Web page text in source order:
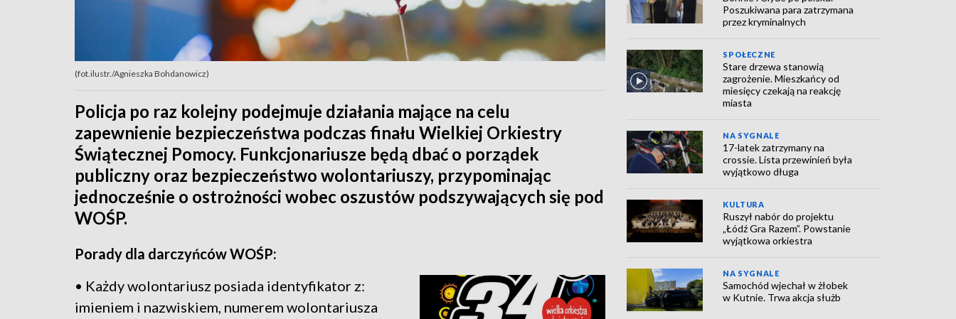
(fot.ilustr./Agnieszka Bohdanowicz)
Policja po raz kolejny podejmuje działania mające na celu
zapewnienie bezpieczeństwa podczas finału Wielkiej Orkiestry
Świątecznej Pomocy. Funkcjonariusze będą dbać o porządek
publiczny oraz bezpieczeństwo wolontariuszy, przypominając
jednocześnie o ostrożności wobec oszustów podszywających się pod
WOŚP.
Porady dla darczyńców WOŚP:
• Każdy wolontariusz posiada identyfikator z:
imieniem i nazwiskiem, numerem wolontariusza
Poszukiwana para zatrzymana
przez kryminalnych
SPOŁECZNE
Stare drzewa stanowią
zagrożenie. Mieszkańcy od
miesięcy czekają na reakcję
miasta
NA SYGNALE
17-latek zatrzymany na
crossie. Lista przewinień była
wyjątkowo długa
KULTURA
Ruszył nabór do projektu
„Łódź Gra Razem”. Powstanie
wyjątkowa orkiestra
NA SYGNALE
Samochód wjechał w żłobek
w Kutnie. Trwa akcja służb